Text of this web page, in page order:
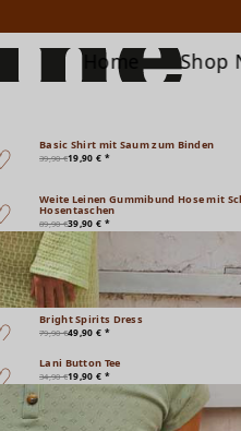
Home Shop
Basic Shirt mit Saum zum Binden
39,90 €19,90 € *
Weite Leinen Gummibund Hose mit
Hosentaschen
89,90 €39,90 € *
Bright Spirits Dress
79,90 €49,90 € *
Lani Button Tee
34,90 €19,90 € *